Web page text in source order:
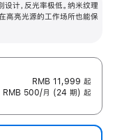
计，反光率极低。纳米纹理
高亮光源的工作场所也能保
RMB 11,999 起
RMB 500/月 (24 期) 起